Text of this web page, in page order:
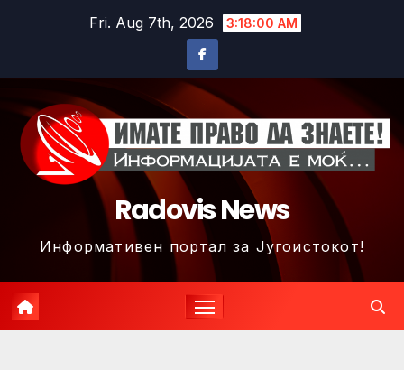
Fri. Aug 7th, 2026 3:18:03 AM
Radovis News
Информативен портал за Југоистокот!